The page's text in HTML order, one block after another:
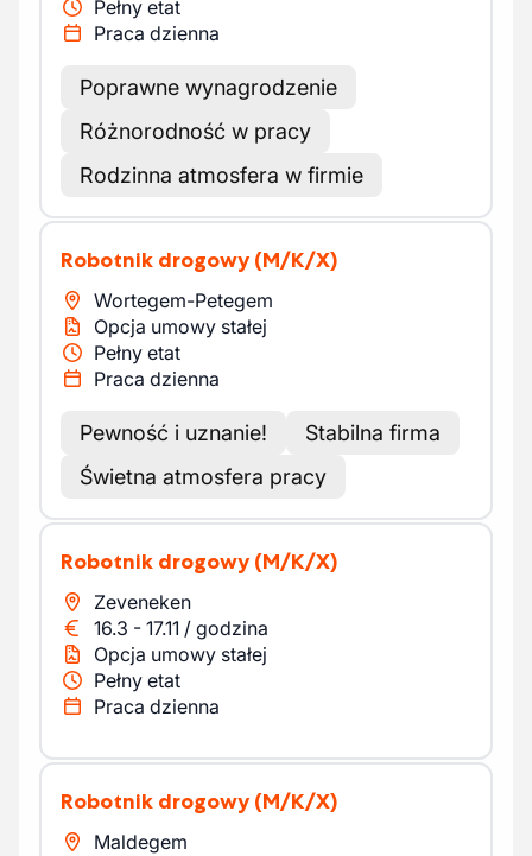
Pełny etat
Praca dzienna
Poprawne wynagrodzenie
Różnorodność w pracy
Rodzinna atmosfera w firmie
Robotnik drogowy (M/K/X)
Wortegem-Petegem
Opcja umowy stałej
Pełny etat
Praca dzienna
Pewność i uznanie!
Stabilna firma
Świetna atmosfera pracy
Robotnik drogowy (M/K/X)
Zeveneken
16.3 - 17.11 / godzina
Opcja umowy stałej
Pełny etat
Praca dzienna
Robotnik drogowy (M/K/X)
Maldegem